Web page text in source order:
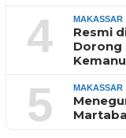
4 MAKASSAR
Resmi
Dorong
5 MAKASSAR